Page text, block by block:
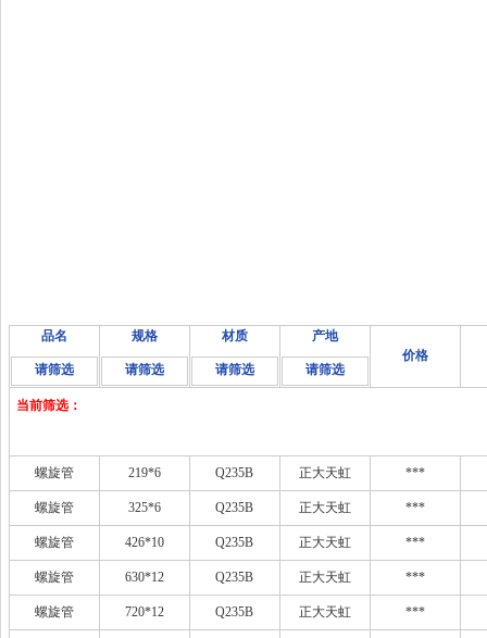
品名
请筛选
规格
请筛选
材质
请筛选
产地
请筛选
价格
当前筛选：
螺旋管 219*6 Q235B 正大天虹 ***
螺旋管 325*6 Q235B 正大天虹 ***
螺旋管 426*10 Q235B 正大天虹 ***
螺旋管 630*12 Q235B 正大天虹 ***
螺旋管 720*12 Q235B 正大天虹 ***